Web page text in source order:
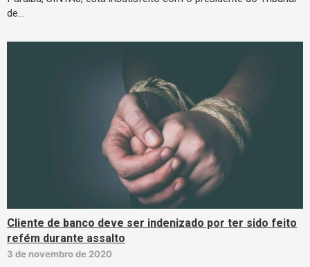
de…
Cliente de banco deve ser indenizado por ter sido feito
refém durante assalto
3 de novembro de 2020